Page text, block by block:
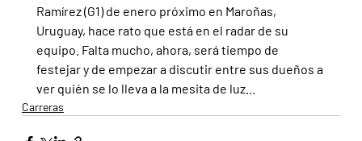
Ramírez (G1) de enero próximo en Maroñas,
Uruguay, hace rato que está en el radar de su
equipo. Falta mucho, ahora, será tiempo de
festejar y de empezar a discutir entre sus dueños a
ver quién se lo lleva a la mesita de luz...
Carreras